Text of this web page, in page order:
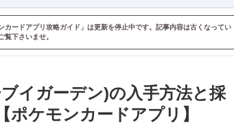
ードアプリ攻略ガイド」は更新を停止中です。記事内容は古くなってい
覧下さいませ。
イガーデン)の入手方法と採
ポケモンカードアプリ】